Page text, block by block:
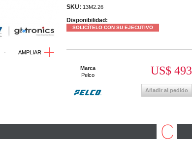
AMPLIAR
SKU: 13M2.26
Disponibilidad:
SOLICÍTELO CON SU EJECUTIVO
US$ 493
Añadir al pedido
Marca
Pelco